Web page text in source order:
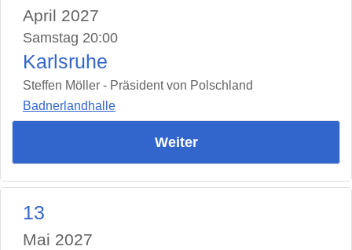
April 2027
Samstag 20:00
Karlsruhe
Steffen Möller - Präsident von Polschland
Badnerlandhalle
Weiter
13
Mai 2027